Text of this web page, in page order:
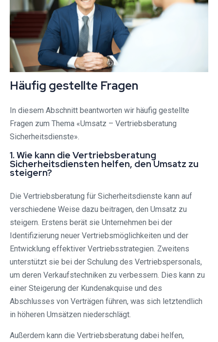
Häufig gestellte Fragen
In diesem Abschnitt beantworten wir häufig gestellte
Fragen zum Thema «Umsatz – Vertriebsberatung
Sicherheitsdienste».
1. Wie kann die Vertriebsberatung
Sicherheitsdiensten helfen, den Umsatz zu
steigern?
Die Vertriebsberatung für Sicherheitsdienste kann auf
verschiedene Weise dazu beitragen, den Umsatz zu
steigern. Erstens berät sie Unternehmen bei der
Identifizierung neuer Vertriebsmöglichkeiten und der
Entwicklung effektiver Vertriebsstrategien. Zweitens
unterstützt sie bei der Schulung des Vertriebspersonals,
um deren Verkaufstechniken zu verbessern. Dies kann zu
einer Steigerung der Kundenakquise und des
Abschlusses von Verträgen führen, was sich letztendlich
in höheren Umsätzen niederschlägt.
Außerdem kann die Vertriebsberatung dabei helfen,